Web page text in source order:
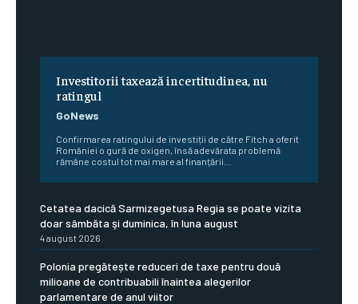
Investitorii taxează incertitudinea, nu
ratingul
GoNews
Confirmarea ratingului de investiții de către Fitch a oferit
României o gură de oxigen, însă adevărata problemă
rămâne costul tot mai mare al finanțării...
Cetatea dacică Sarmizegetusa Regia se poate vizita
doar sâmbăta şi duminica, în luna august
4 august 2026
Polonia pregătește reduceri de taxe pentru două
milioane de contribuabili înaintea alegerilor
parlamentare de anul viitor